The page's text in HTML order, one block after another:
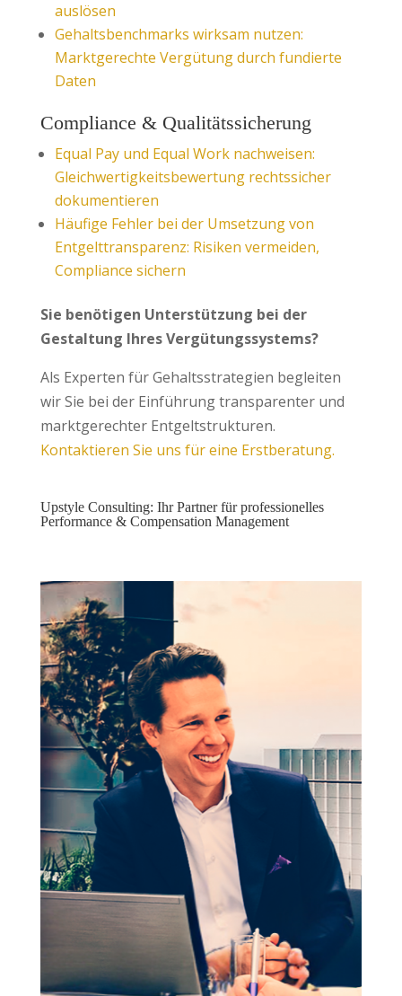
auslösen
Gehaltsbenchmarks wirksam nutzen:
Marktgerechte Vergütung durch fundierte
Daten
Compliance & Qualitätssicherung
Equal Pay und Equal Work nachweisen:
Gleichwertigkeitsbewertung rechtssicher
dokumentieren
Häufige Fehler bei der Umsetzung von
Entgelttransparenz: Risiken vermeiden,
Compliance sichern
Sie benötigen Unterstützung bei der
Gestaltung Ihres Vergütungssystems?
Als Experten für Gehaltsstrategien begleiten
wir Sie bei der Einführung transparenter und
marktgerechter Entgeltstrukturen.
Kontaktieren Sie uns für eine Erstberatung.
Upstyle Consulting: Ihr Partner für professionelles
Performance & Compensation Management